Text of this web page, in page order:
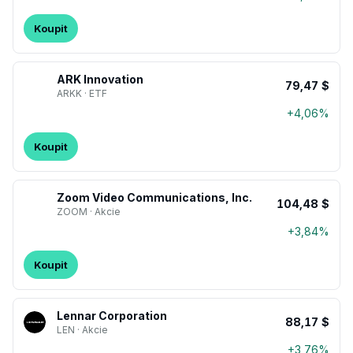
Koupit
ARK Innovation
ARKK · ETF
79,47 $
+4,06%
Koupit
Zoom Video Communications, Inc.
ZOOM · Akcie
104,48 $
+3,84%
Koupit
Lennar Corporation
LEN · Akcie
88,17 $
+3,76%